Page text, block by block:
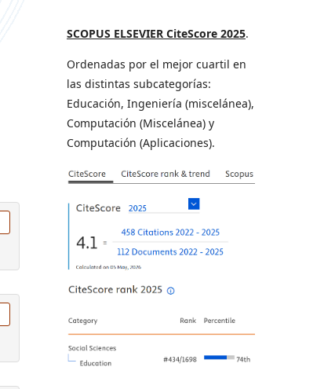
SCOPUS ELSEVIER CiteScore 2025.
Ordenadas por el mejor cuartil en
las distintas subcategorías:
Educación, Ingeniería (miscelánea),
Computación (Miscelánea) y
Computación (Aplicaciones).